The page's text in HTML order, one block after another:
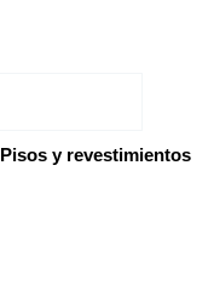
Pisos y revestimientos